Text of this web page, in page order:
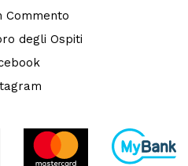
Commento
degli Ospiti